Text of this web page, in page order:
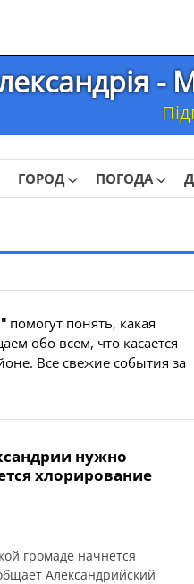
-
ГОРОД ПОГОДА
помогут понять, какая
обо всем, что касается
Все свежие события за
нужно
хлорирование
громаде начнется
Александрийский